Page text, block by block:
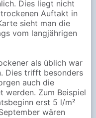
Dies liegt nicht
Auftakt in
sieht man die
vom langjährigen
als üblich war
Dies trifft besonders
auch die
werden. Zum Beispiel
erst 5 l/m²
wären